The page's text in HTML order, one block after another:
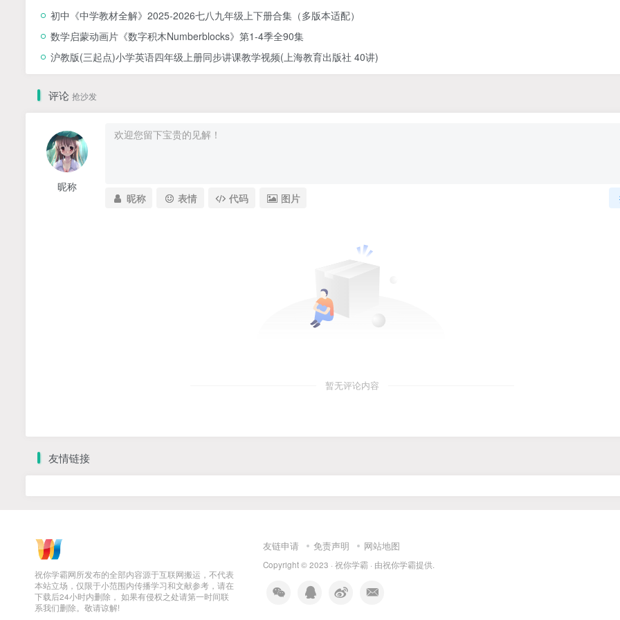
初中《中学教材全解》2025-2026七八九年级上下册合集（多版本适配）
数学启蒙动画片《数字积木Numberblocks》第1-4季全90集
沪教版(三起点)小学英语四年级上册同步讲课教学视频(上海教育出版社 40讲)
评论 抢沙发
昵称
昵称 表情 代码 图片
暂无评论内容
友情链接
祝你学霸网所发布的全部内容源于互联网搬运，不代表
本站立场，仅限于小范围内传播学习和文献参考，请在
下载后24小时内删除， 如果有侵权之处请第一时间联
系我们删除。敬请谅解!
友链申请 免责声明 网站地图
Copyright © 2023 · 祝你学霸 · 由祝你学霸提供.